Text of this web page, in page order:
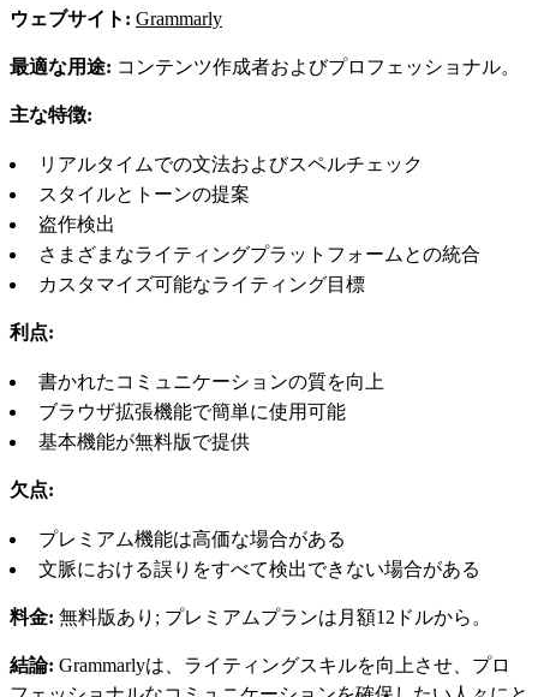
ウェブサイト: Grammarly
最適な用途: コンテンツ作成者およびプロフェッショナル。
主な特徴:
リアルタイムでの文法およびスペルチェック
スタイルとトーンの提案
盗作検出
さまざまなライティングプラットフォームとの統合
カスタマイズ可能なライティング目標
利点:
書かれたコミュニケーションの質を向上
ブラウザ拡張機能で簡単に使用可能
基本機能が無料版で提供
欠点:
プレミアム機能は高価な場合がある
文脈における誤りをすべて検出できない場合がある
料金: 無料版あり; プレミアムプランは月額12ドルから。
結論: Grammarlyは、ライティングスキルを向上させ、プロ